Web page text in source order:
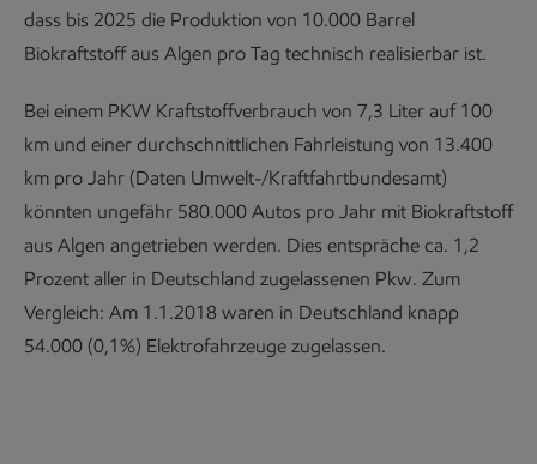
dass bis 2025 die Produktion von 10.000 Barrel
Biokraftstoff aus Algen pro Tag technisch realisierbar ist.
Bei einem PKW Kraftstoffverbrauch von 7,3 Liter auf 100
km und einer durchschnittlichen Fahrleistung von 13.400
km pro Jahr (Daten Umwelt-/Kraftfahrtbundesamt)
könnten ungefähr 580.000 Autos pro Jahr mit Biokraftstoff
aus Algen angetrieben werden. Dies entspräche ca. 1,2
Prozent aller in Deutschland zugelassenen Pkw. Zum
Vergleich: Am 1.1.2018 waren in Deutschland knapp
54.000 (0,1%) Elektrofahrzeuge zugelassen.